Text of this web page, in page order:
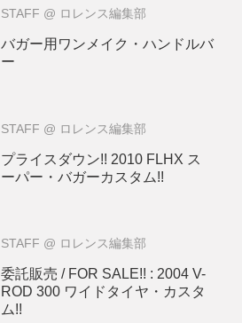
STAFF @ ロレンス編集部
バガー用ワンメイク・ハンドルバ
ー
STAFF @ ロレンス編集部
プライスダウン!! 2010 FLHX ス
ーパー・バガーカスタム!!
STAFF @ ロレンス編集部
委託販売 / FOR SALE!! : 2004 V-
ROD 300 ワイドタイヤ・カスタ
ム!!